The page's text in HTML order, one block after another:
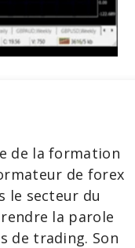
de la formation
de forex
le secteur du
la parole
de trading. Son